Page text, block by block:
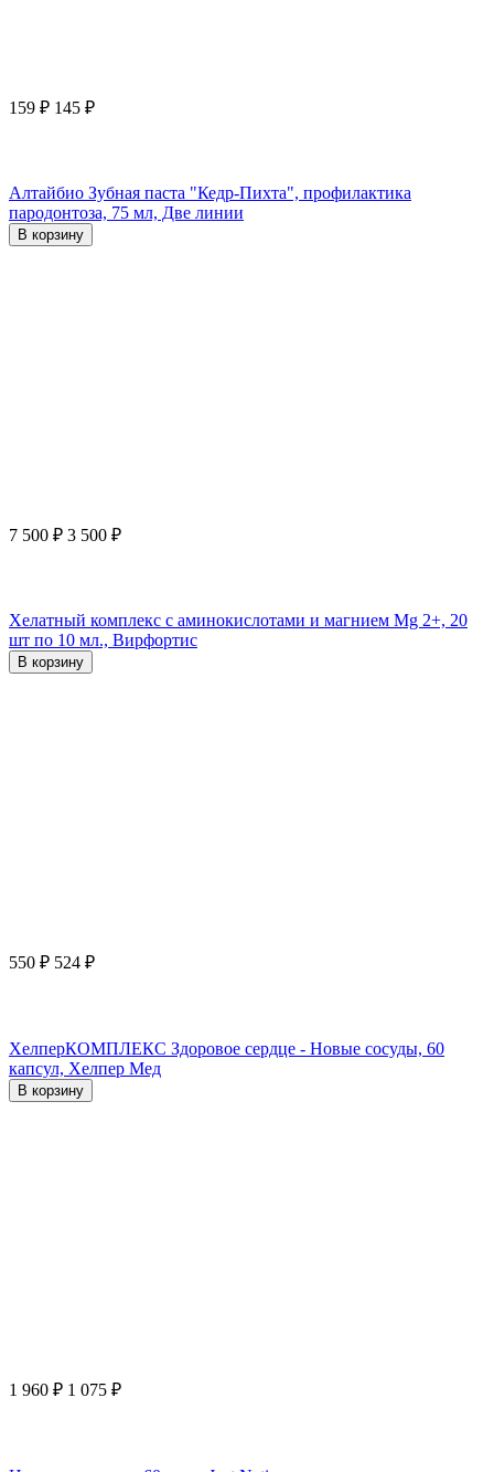
159 ₽ 145 ₽
Алтайбио Зубная паста "Кедр-Пихта", профилактика
пародонтоза, 75 мл, Две линии
В корзину
7 500 ₽ 3 500 ₽
Хелатный комплекс с аминокислотами и магнием Mg 2+, 20
шт по 10 мл., Вирфортис
В корзину
550 ₽ 524 ₽
ХелперКОМПЛЕКС Здоровое сердце - Новые сосуды, 60
капсул, Хелпер Мед
В корзину
1 960 ₽ 1 075 ₽